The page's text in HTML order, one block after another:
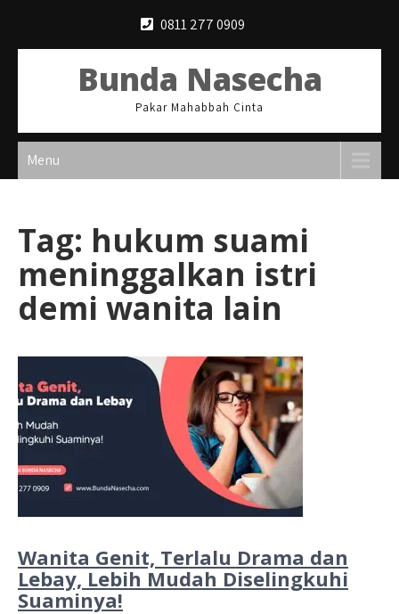
0811 277 0909
Bunda Nasecha
Pakar Mahabbah Cinta
Menu
Tag: hukum suami
meninggalkan istri
demi wanita lain
Wanita Genit, Terlalu Drama dan
Lebay, Lebih Mudah Diselingkuhi
Suaminya!